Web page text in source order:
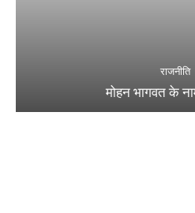
राजनीति
मोहन भागवत के